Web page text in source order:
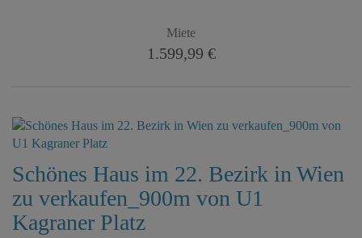
Miete
1.599,99 €
Schönes Haus im 22. Bezirk in Wien
zu verkaufen_900m von U1
Kagraner Platz